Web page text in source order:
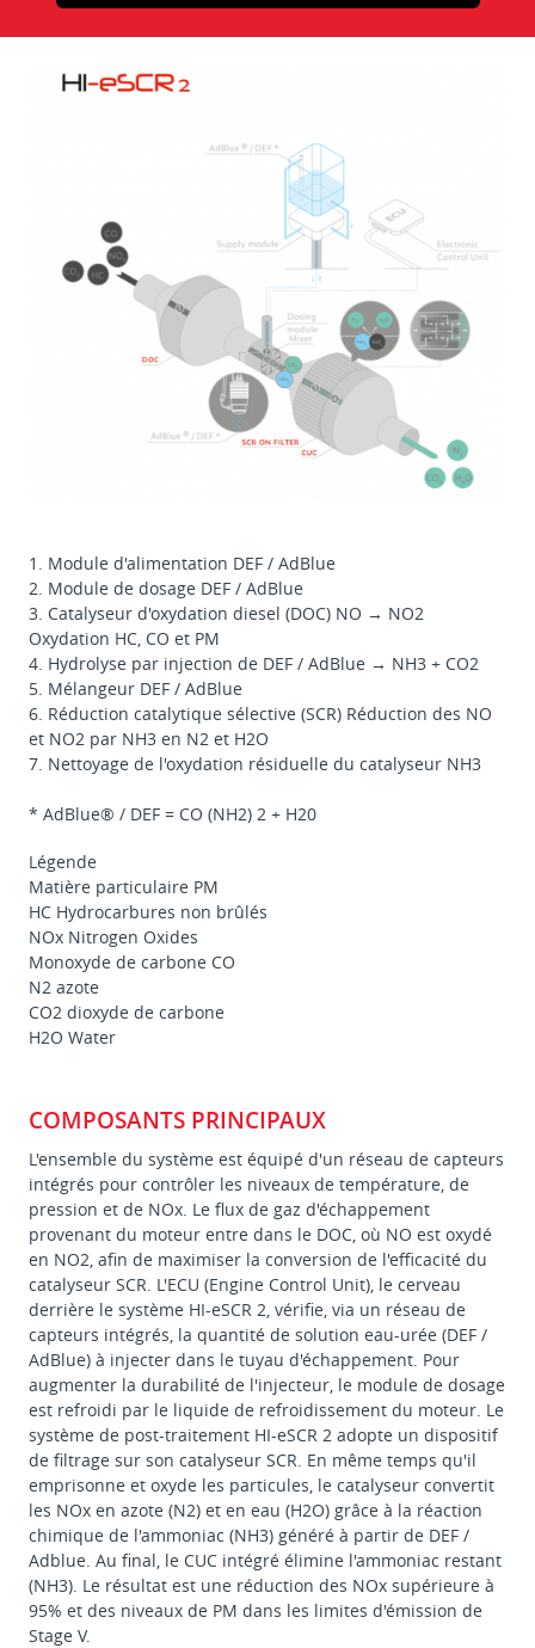
1. Module d'alimentation DEF / AdBlue
2. Module de dosage DEF / AdBlue
3. Catalyseur d'oxydation diesel (DOC) NO → NO2
Oxydation HC, CO et PM
4. Hydrolyse par injection de DEF / AdBlue → NH3 + CO2
5. Mélangeur DEF / AdBlue
6. Réduction catalytique sélective (SCR) Réduction des NO
et NO2 par NH3 en N2 et H2O
7. Nettoyage de l'oxydation résiduelle du catalyseur NH3
* AdBlue® / DEF = CO (NH2) 2 + H20
Légende
Matière particulaire PM
HC Hydrocarbures non brûlés
NOx Nitrogen Oxides
Monoxyde de carbone CO
N2 azote
CO2 dioxyde de carbone
H2O Water
COMPOSANTS PRINCIPAUX
L'ensemble du système est équipé d'un réseau de capteurs
intégrés pour contrôler les niveaux de température, de
pression et de NOx. Le flux de gaz d'échappement
provenant du moteur entre dans le DOC, où NO est oxydé
en NO2, afin de maximiser la conversion de l'efficacité du
catalyseur SCR. L'ECU (Engine Control Unit), le cerveau
derrière le système HI-eSCR 2, vérifie, via un réseau de
capteurs intégrés, la quantité de solution eau-urée (DEF /
AdBlue) à injecter dans le tuyau d'échappement. Pour
augmenter la durabilité de l'injecteur, le module de dosage
est refroidi par le liquide de refroidissement du moteur. Le
système de post-traitement HI-eSCR 2 adopte un dispositif
de filtrage sur son catalyseur SCR. En même temps qu'il
emprisonne et oxyde les particules, le catalyseur convertit
les NOx en azote (N2) et en eau (H2O) grâce à la réaction
chimique de l'ammoniac (NH3) généré à partir de DEF /
Adblue. Au final, le CUC intégré élimine l'ammoniac restant
(NH3). Le résultat est une réduction des NOx supérieure à
95% et des niveaux de PM dans les limites d'émission de
Stage V.